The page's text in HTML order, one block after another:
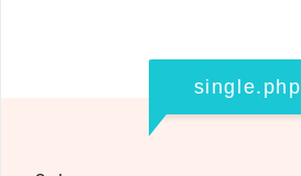
single.php